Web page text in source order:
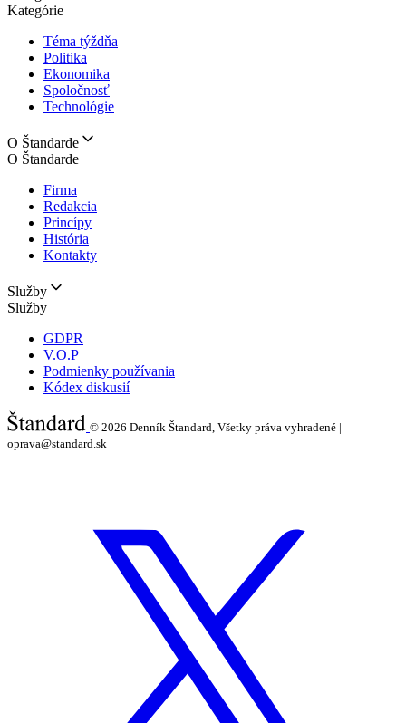
Kategórie
Téma týždňa
Politika
Ekonomika
Spoločnosť
Technológie
O Štandarde
O Štandarde
Firma
Redakcia
Princípy
História
Kontakty
Služby
Služby
GDPR
V.O.P
Podmienky používania
Kódex diskusií
© 2026 Denník Štandard, Všetky práva vyhradené |
oprava@standard.sk